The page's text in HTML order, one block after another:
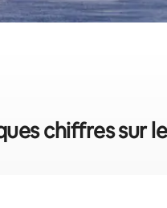
chiffres sur